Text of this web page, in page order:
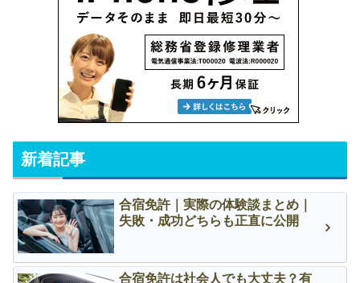
新着記事
合宿免許｜実際の体験談まとめ｜
失敗・成功どちらも正直に公開
合宿免許は社会人でも大丈夫？有